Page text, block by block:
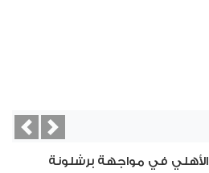
الأهلي في مواجهة برشلونة
Next